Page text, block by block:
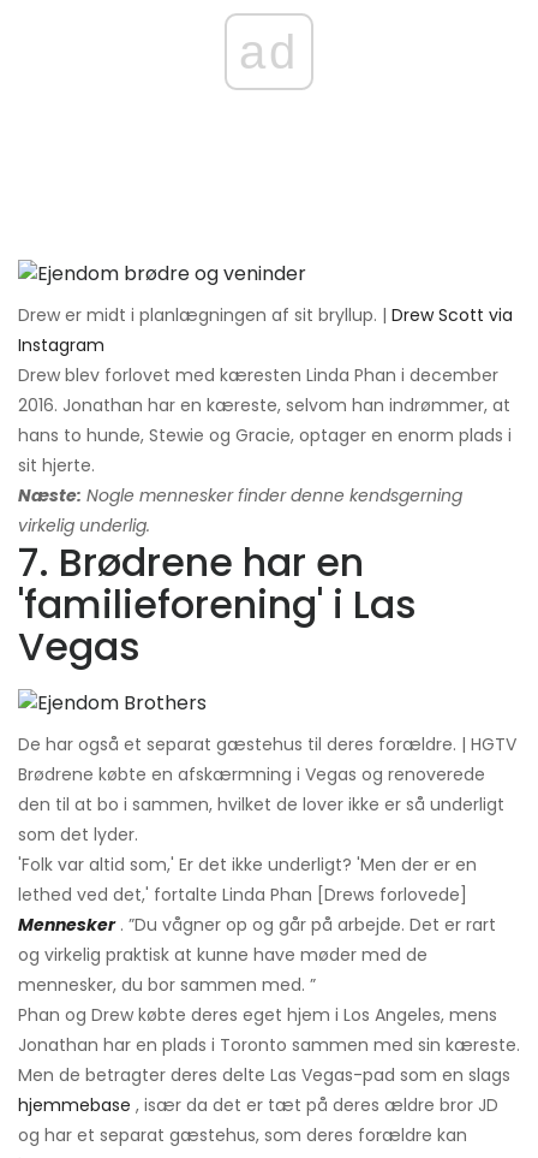
ad
Drew er midt i planlægningen af ​​sit bryllup. | Drew Scott via
Instagram
Drew blev forlovet med kæresten Linda Phan i december
2016. Jonathan har en kæreste, selvom han indrømmer, at
hans to hunde, Stewie og Gracie, optager en enorm plads i
sit hjerte.
Næste: Nogle mennesker finder denne kendsgerning
virkelig underlig.
7. Brødrene har en
'familieforening' i Las
Vegas
De har også et separat gæstehus til deres forældre. | HGTV
Brødrene købte en afskærmning i Vegas og renoverede
den til at bo i sammen, hvilket de lover ikke er så underligt
som det lyder.
'Folk var altid som,' Er det ikke underligt? 'Men der er en
lethed ved det,' fortalte Linda Phan [Drews forlovede]
Mennesker . ”Du vågner op og går på arbejde. Det er rart
og virkelig praktisk at kunne have møder med de
mennesker, du bor sammen med. ”
Phan og Drew købte deres eget hjem i Los Angeles, mens
Jonathan har en plads i Toronto sammen med sin kæreste.
Men de betragter deres delte Las Vegas-pad som en slags
hjemmebase , især da det er tæt på deres ældre bror JD
og har et separat gæstehus, som deres forældre kan